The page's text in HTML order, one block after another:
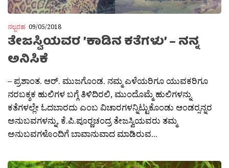
ನಲ್ಬರಹ 09/05/2018
ತೇಜಸ್ವಿಯವರ ’ಕಾಡಿನ ಕತೆಗಳು’ – ನನ್ನ
ಅನಿಸಿಕೆ
– ಪ್ರಶಾಂತ. ಆರ್. ಮುಜಗೊಂಡ. ನಮ್ಮ ಎಳೆಯರಿಗೂ ಯುವಕರಿಗೂ
ನರಬಕ್ಶಕ ಹುಲಿಗಳ ಬಗ್ಗೆ ತಿಳಿದಿರಲಿ, ಮುಂದೊಮ್ಮೆ ಹುಲಿಗಳನ್ನು
ಕತೆಗಳಲ್ಲೇ ಓದಬಾರದು ಎಂಬ ವಿಚಾರಗಳನ್ನಿಟ್ಟುಕೊಂಡು ಆಂಡರ‍್ಸನ್ನರ
ಅನುಬವಗಳನ್ನು, ಕೆ.ಪಿ.ಪೂರ‍್ಣಚಂದ್ರ ತೇಜಸ್ವಿಯವರು ತಮ್ಮ
ಅನುಬವಗಳೊಂದಿಗೆ ಬಾವಾನುವಾದ ಮಾಡಿರುವ...